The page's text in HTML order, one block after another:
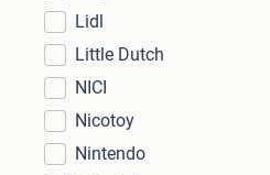
Lidl
Little Dutch
NICI
Nicotoy
Nintendo